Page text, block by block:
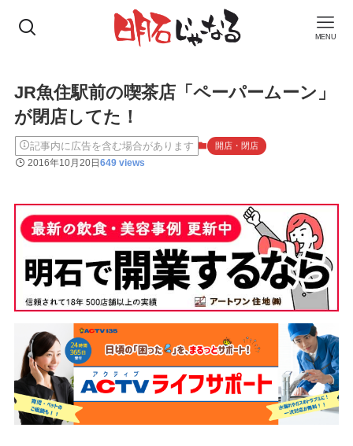
MENU
JR魚住駅前の喫茶店「ペーパームーン」
が閉店してた！
記事内に広告を含む場合があります 開店・閉店
2016年10月20日649 views